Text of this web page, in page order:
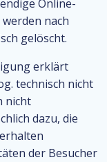
Online-
nach
gelöscht.
erklärt
technisch nicht
nicht
dazu, die
der Besucher